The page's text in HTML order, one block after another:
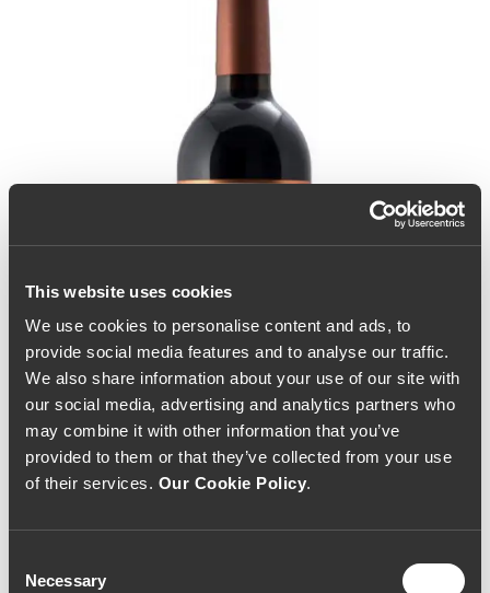
This website uses cookies
We use cookies to personalise content and ads, to
provide social media features and to analyse our traffic.
We also share information about your use of our site with
our social media, advertising and analytics partners who
may combine it with other information that you’ve
provided to them or that they’ve collected from your use
of their services. Our Cookie Policy.
Selection
Necessary